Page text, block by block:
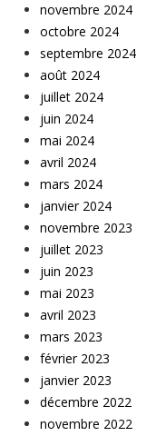
novembre 2024
octobre 2024
septembre 2024
août 2024
juillet 2024
juin 2024
mai 2024
avril 2024
mars 2024
janvier 2024
novembre 2023
juillet 2023
juin 2023
mai 2023
avril 2023
mars 2023
février 2023
janvier 2023
décembre 2022
novembre 2022